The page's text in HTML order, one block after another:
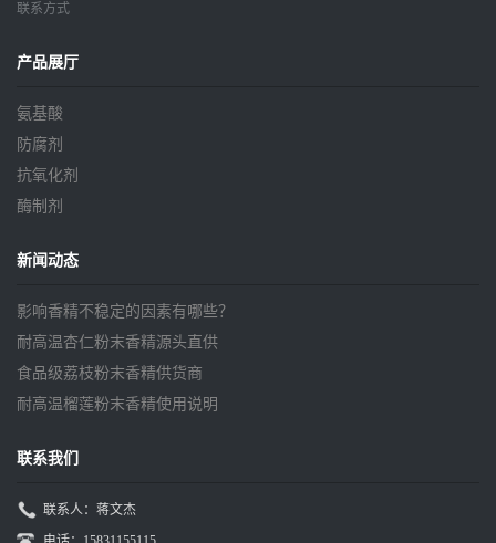
联系方式
产品展厅
氨基酸
防腐剂
抗氧化剂
酶制剂
新闻动态
影响香精不稳定的因素有哪些？
耐高温杏仁粉末香精源头直供
食品级荔枝粉末香精供货商
耐高温榴莲粉末香精使用说明
联系我们
联系人：蒋文杰